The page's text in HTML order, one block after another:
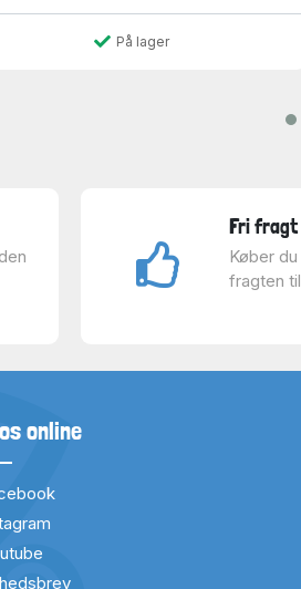
På lager
Fri fragt
Køber
fragten
online